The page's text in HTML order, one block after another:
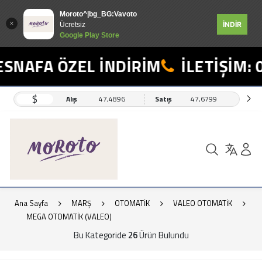
Moroto^|bg_BG:Vavoto
Ücretsiz
Google Play Store
İNDİR
ÖZEL İNDİRİM İLETİŞİM:
$ Alış 47,4896 Satış 47,6799
Ana Sayfa MARŞ OTOMATİK
VALEO OTOMATİK
MEGA OTOMATİK (VALEO)
Bu Kategoride 26Ürün Bulundu